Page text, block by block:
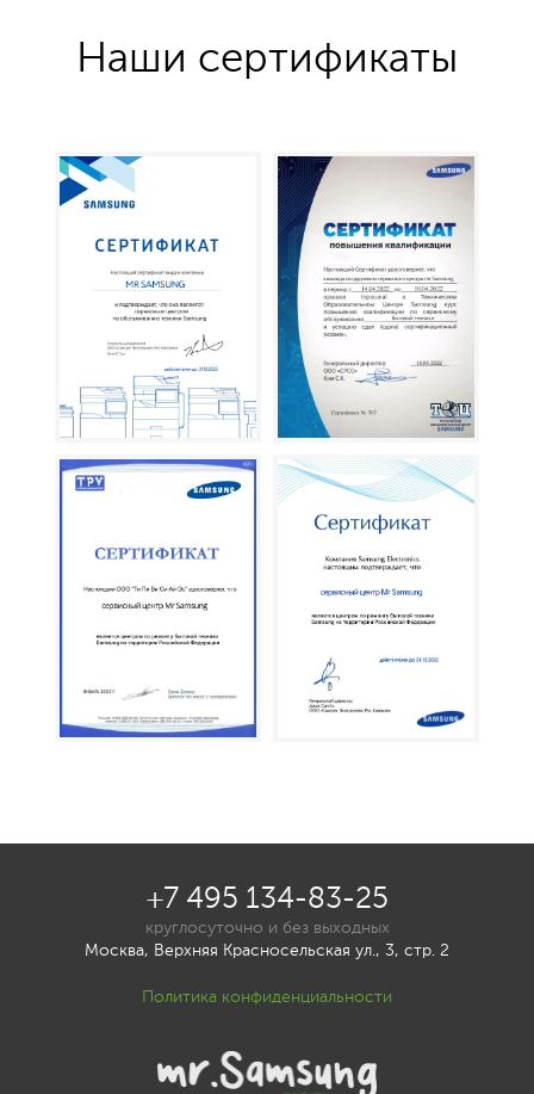
Наши сертификаты
+7 495 134-83-25
круглосуточно и без выходных
Москва, Верхняя Красносельская ул., 3, стр. 2
Политика конфиденциальности